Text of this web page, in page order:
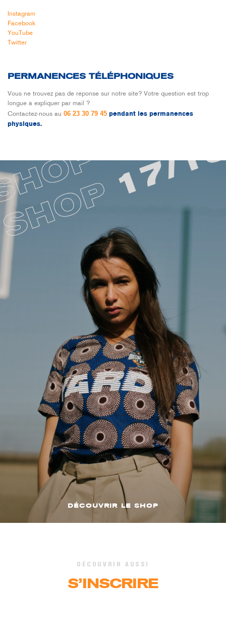
Instagram
Facebook
YouTube
Twitter
PERMANENCES TÉLÉPHONIQUES
Vous ne trouvez pas de réponse sur notre site? Votre question est trop
longue à expliquer par mail ?
Contactez-nous au 06 23 30 79 45 pendant les permanences
physiques.
DÉCOUVRIR LE SHOP
DÉCOUVRIR AUSSI
S’INSCRIRE